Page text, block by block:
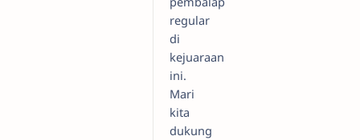
regular
di
kejuaraan
ini.
Mari
kita
dukung